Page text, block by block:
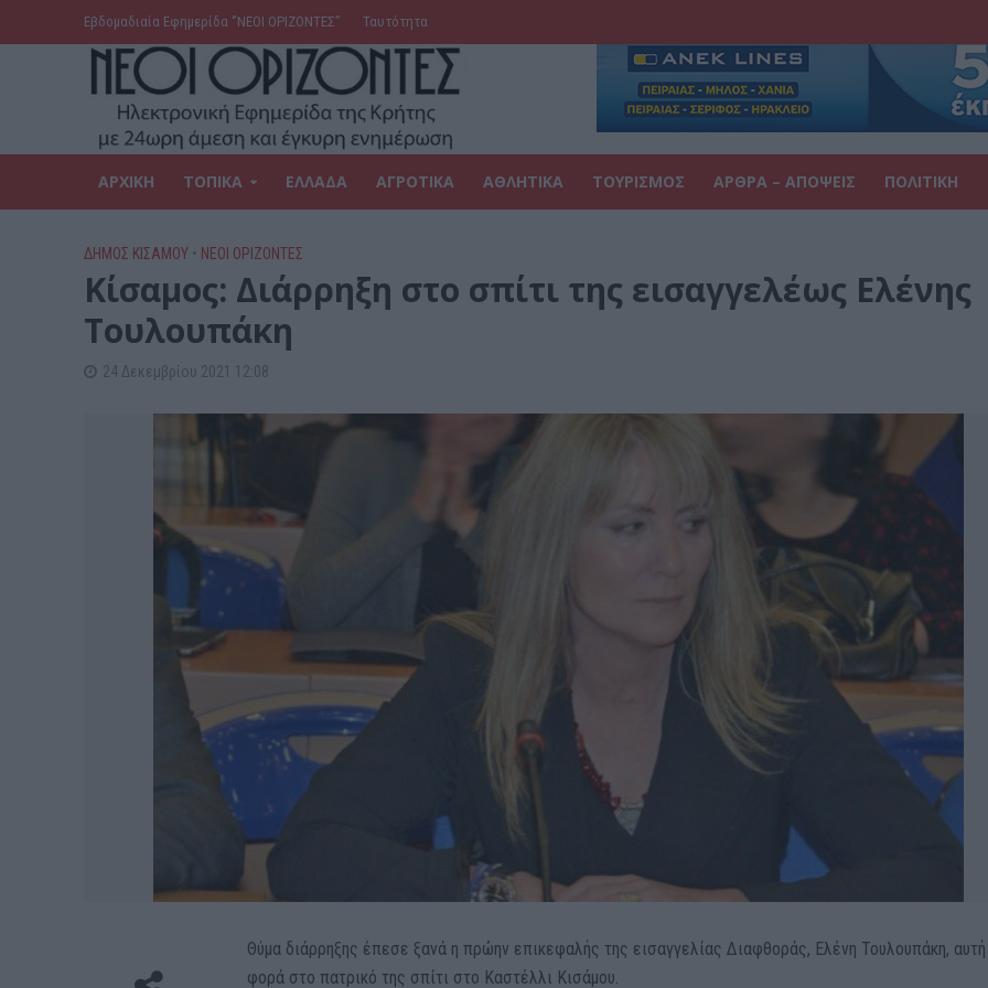
Εβδομαδιαία Εφημερίδα ‘’ΝΕΟΙ ΟΡΙΖΟΝΤΕΣ’’ Ταυτότητα
ΑΡΧΙΚΗ ΤΟΠΙΚΑ ΕΛΛΑΔΑ ΑΓΡΟΤΙΚΑ ΑΘΛΗΤΙΚΑ ΤΟΥΡΙΣΜΟΣ ΑΡΘΡΑ – ΑΠΟΨΕΙΣ ΠΟΛΙΤΙΚΗ
ΔΉΜΟΣ ΚΙΣΆΜΟΥ • ΝΕΟΙ ΟΡΙΖΟΝΤΕΣ
Κίσαμος: Διάρρηξη στο σπίτι της εισαγγελέως Ελένης
Τουλουπάκη
24 Δεκεμβρίου 2021 12:08
Θύμα διάρρηξης έπεσε ξανά η πρώην επικεφαλής της εισαγγελίας Διαφθοράς, Ελένη Τουλουπάκη,
φορά στο πατρικό της σπίτι στο Καστέλλι Κισάμου.